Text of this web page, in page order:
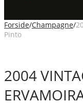
Forside/Champagne/
Pinto
2004